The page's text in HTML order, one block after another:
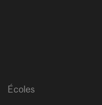
Écoles